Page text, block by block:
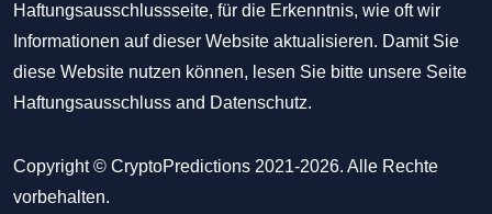
Haftungsausschlussseite, für die Erkenntnis, wie oft wir
Informationen auf dieser Website aktualisieren. Damit Sie
diese Website nutzen können, lesen Sie bitte unsere Seite
Haftungsausschluss and Datenschutz.
Copyright © CryptoPredictions 2021-2026. Alle Rechte
vorbehalten.